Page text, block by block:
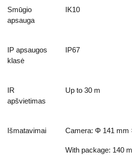
Smūgio
apsauga
IK10
IP apsaugos
klasė
IP67
IR
apšvietimas
Up to 30 m
Išmatavimai Camera: Φ 141 mm
With package: 140